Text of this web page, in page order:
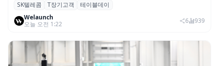
SK텔레콤, ‘T 장기고객 프로그램 테이블 데
이’ 서울 행사 성료
SK텔레콤 T장기고객
테이블데이
Welaunch
오늘 오전 1:22
6 939